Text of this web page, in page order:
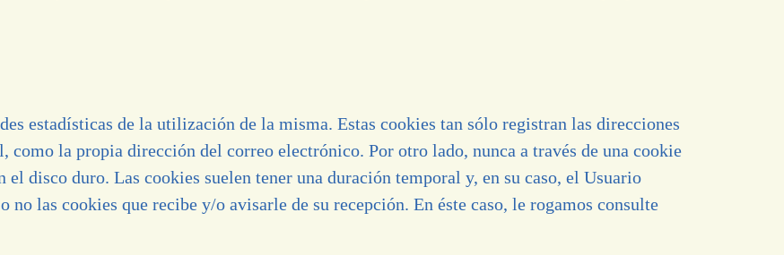
estadísticas de la utilización de la misma. Estas cookies tan sólo registran las direcciones
como la propia dirección del correo electrónico. Por otro lado, nunca a través de una cookie
disco duro. Las cookies suelen tener una duración temporal y, en su caso, el Usuario
no las cookies que recibe y/o avisarle de su recepción. En éste caso, le rogamos consulte